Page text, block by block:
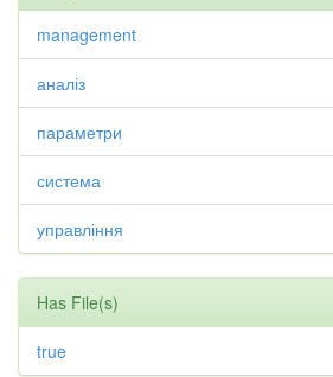
management
аналіз
параметри
система
управління
Has File(s)
true